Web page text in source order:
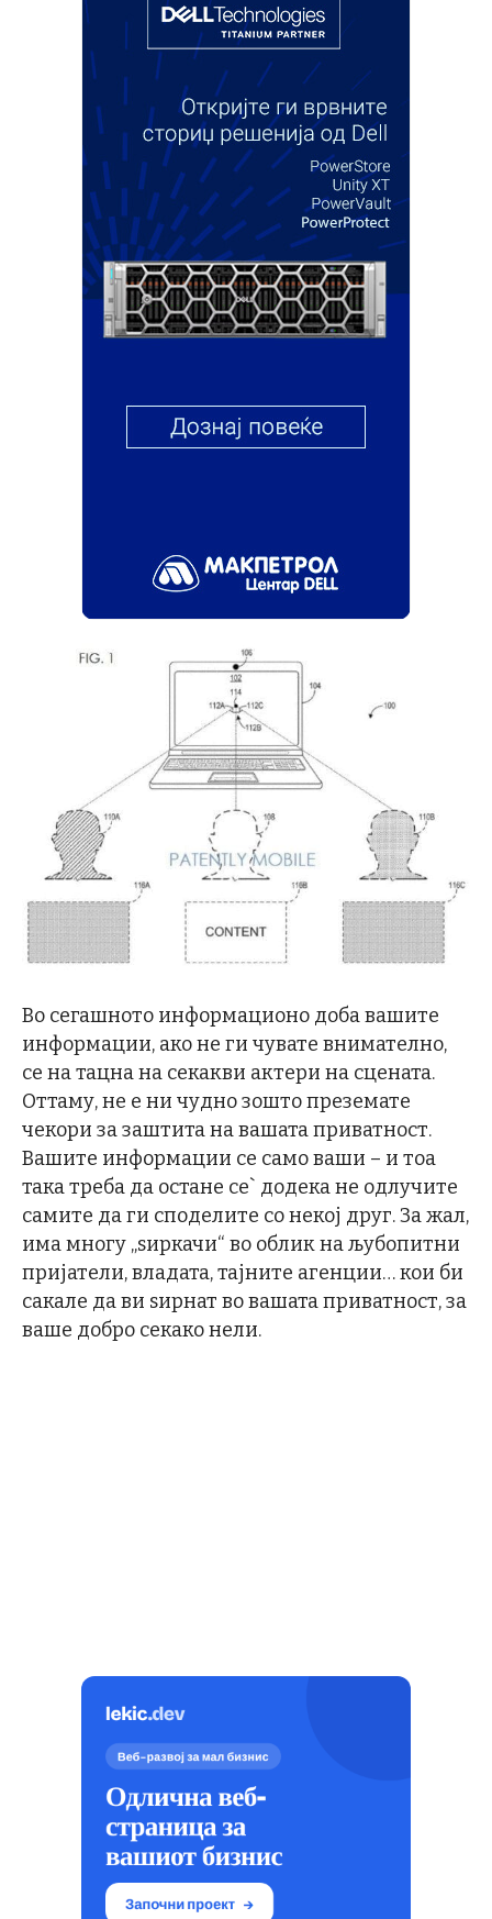
Во сегашното информационо доба вашите
информации, ако не ги чувате внимателно,
се на тацна на секакви актери на сцената.
Оттаму, не е ни чудно зошто преземате
чекори за заштита на вашата приватност.
Вашите информации се само ваши – и тоа
така треба да остане се` додека не одлучите
самите да ги споделите со некој друг. За жал,
има многу „ѕиркачи“ во облик на љубопитни
пријатели, владата, тајните агенции… кои би
сакале да ви ѕирнат во вашата приватност, за
ваше добро секако нели.